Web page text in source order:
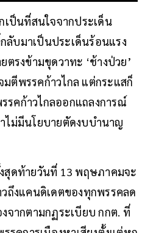
เป็นที่สนใจจากประเด็น
ลับมาเป็นประเด็นร้อนแรง
ตรงข้ามขุดวาทะ ‘ช้างป่วย’
ตีพรรคก้าวไกล แต่กระแสก็
คก้าวไกลออกแถลงการณ์
ไม่มีนโยบายตัดงบบำนาญ
สุดท้ายวันที่ 13 พฤษภาคมจะ
ถึงแคนดิเดตของทุกพรรคลด
จากตามกฏระเบียบ กกต. ที่